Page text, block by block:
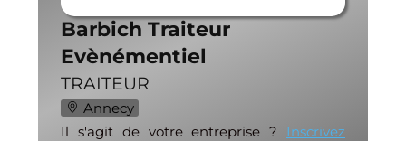
Barbich Traiteur
Evènémentiel
TRAITEUR
Annecy
Il s'agit de votre entreprise ? Inscrivez